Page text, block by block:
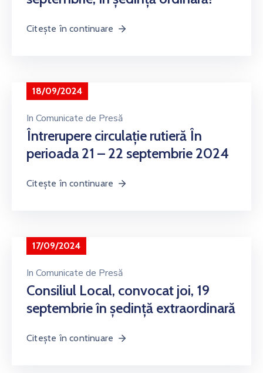
Citește în continuare
18/09/2024
In Comunicate de Presă
Întrerupere circulație rutieră În
perioada 21 – 22 septembrie 2024
Citește în continuare
17/09/2024
In Comunicate de Presă
Consiliul Local, convocat joi, 19
septembrie în ședință extraordinară
Citește în continuare